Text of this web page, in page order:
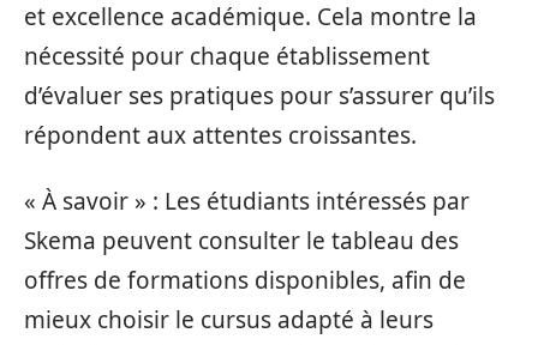
et excellence académique. Cela montre la
nécessité pour chaque établissement
d’évaluer ses pratiques pour s’assurer qu’ils
répondent aux attentes croissantes.
« À savoir » : Les étudiants intéressés par
Skema peuvent consulter le tableau des
offres de formations disponibles, afin de
mieux choisir le cursus adapté à leurs